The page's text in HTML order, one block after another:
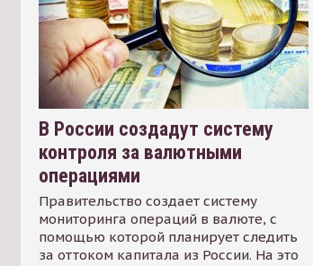
В России создадут систему
контроля за валютными
операциями
Правительство создает систему
мониторинга операций в валюте, с
помощью которой планирует следить
за оттоком капитала из России. На это